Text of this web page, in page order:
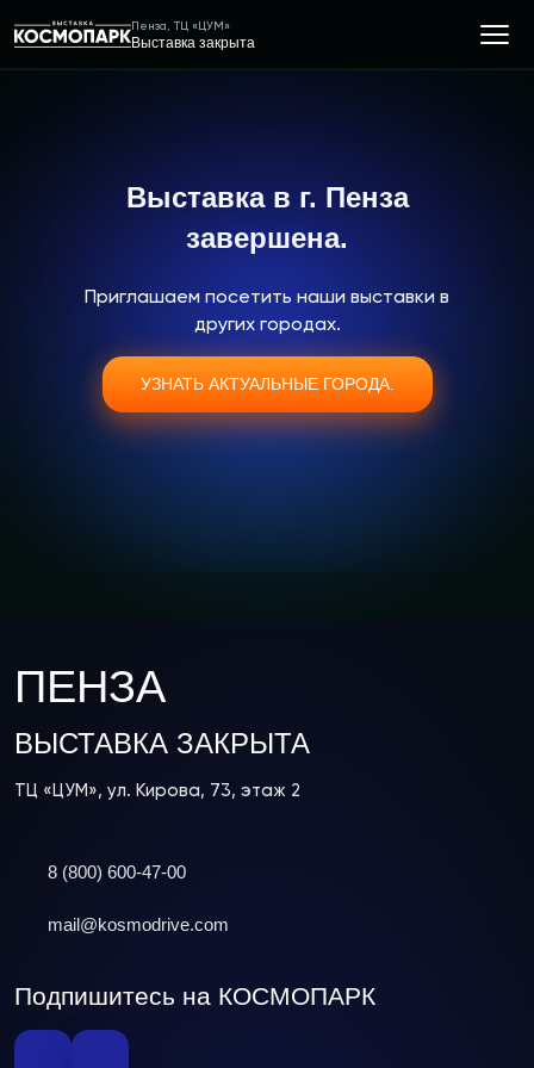
Пенза, ТЦ «ЦУМ»
Выставка закрыта
Выставка в г. Пенза
завершена.
Приглашаем посетить наши выставки в
других городах.
УЗНАТЬ АКТУАЛЬНЫЕ ГОРОДА.
ПЕНЗА
ВЫСТАВКА ЗАКРЫТА
ТЦ «ЦУМ», ул. Кирова, 73, этаж 2
8 (800) 600-47-00
mail@kosmodrive.com
Подпишитесь на КОСМОПАРК